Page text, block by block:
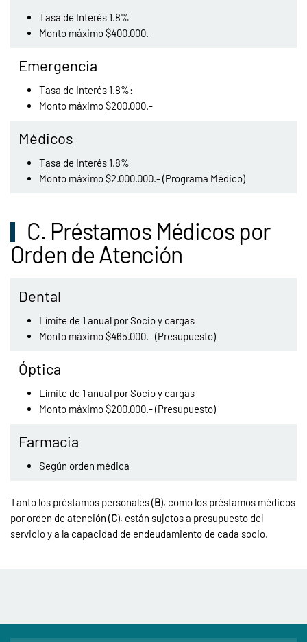
Tasa de Interés 1.8%
Monto máximo $400.000.-
Emergencia
Tasa de Interés 1.8%:
Monto máximo $200.000.-
Médicos
Tasa de Interés 1.8%
Monto máximo $2.000.000.- (Programa Médico)
C. Préstamos Médicos por
Orden de Atención
Dental
Límite de 1 anual por Socio y cargas
Monto máximo $465.000.- (Presupuesto)
Óptica
Límite de 1 anual por Socio y cargas
Monto máximo $200.000.- (Presupuesto)
Farmacia
Según orden médica
Tanto los préstamos personales (B), como los préstamos médicos
por orden de atención (C), están sujetos a presupuesto del
servicio y a la capacidad de endeudamiento de cada socio.